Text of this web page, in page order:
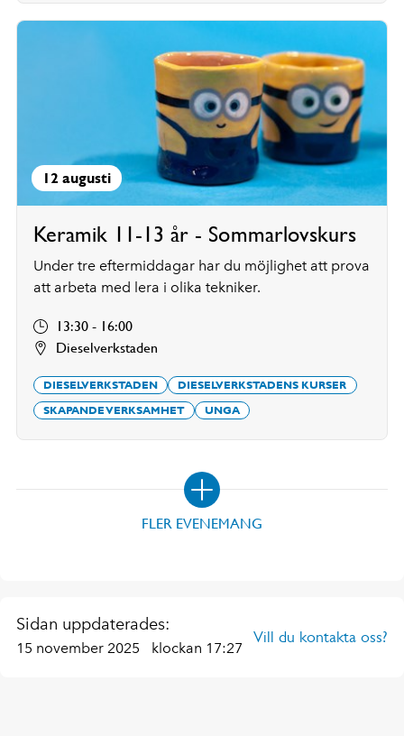
12 augusti
Keramik 11-13 år - Sommarlovskurs
Under tre eftermiddagar har du möjlighet att prova
att arbeta med lera i olika tekniker.
13:30 - 16:00
Dieselverkstaden
DIESELVERKSTADEN
DIESELVERKSTADENS KURSER
SKAPANDE VERKSAMHET
UNGA
FLER EVENEMANG
Sidan uppdaterades:
15 november 2025 klockan 17:27
Vill du kontakta oss?